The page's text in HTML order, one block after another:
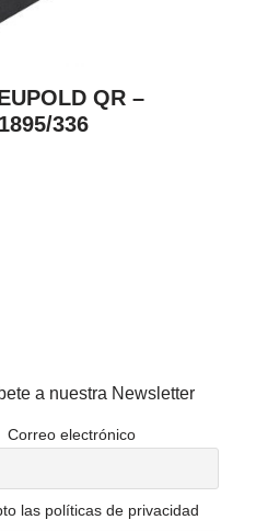
QR –
336
a nuestra Newsletter
Correo electrónico
las políticas de privacidad